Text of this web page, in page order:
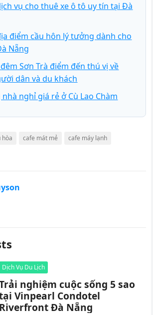
vụ cho thuê xe ô tô uy tín tại Đà
điểm cầu hôn lý tưởng dành cho
Nẵng
Sơn Trà điểm đến thú vị về
dân và du khách
nhà nghỉ giá rẻ ở Cù Lao Chàm
hòa cafe mát mẻ
cafe máy lạnh
Dịch Vụ Du Lịch
nghiệm cuộc sống 5 sao
Vinpearl Condotel
Riverfront Đà Nẵng